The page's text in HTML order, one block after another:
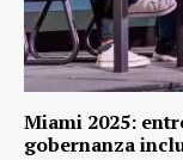
Miami 2025:
gobernanza